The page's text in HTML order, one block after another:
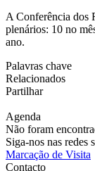
A Conferência dos
plenários: 10 no
ano.
Palavras chave
Relacionados
Partilhar
Agenda
Não foram
Siga-nos nas redes
Marcação de Visita
Contacto